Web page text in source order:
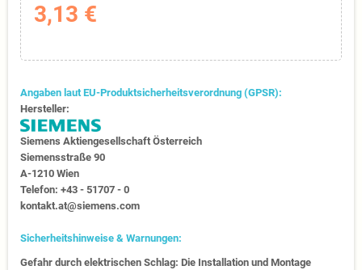
3,13 €
Angaben laut EU-Produktsicherheitsverordnung (GPSR):
Hersteller:
Siemens Aktiengesellschaft Österreich
Siemensstraße 90
A-1210 Wien
Telefon: +43 - 51707 - 0
kontakt.at@siemens.com
Sicherheitshinweise & Warnungen:
Gefahr durch elektrischen Schlag: Die Installation und Montage